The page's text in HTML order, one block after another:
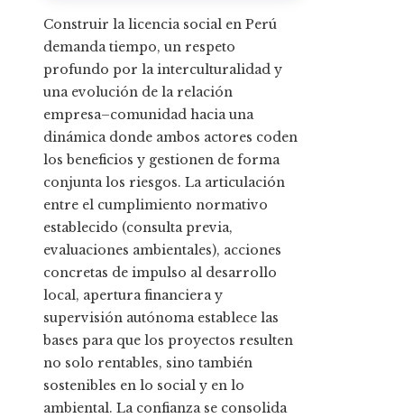
Construir la licencia social en Perú
demanda tiempo, un respeto
profundo por la interculturalidad y
una evolución de la relación
empresa–comunidad hacia una
dinámica donde ambos actores coden
los beneficios y gestionen de forma
conjunta los riesgos. La articulación
entre el cumplimiento normativo
establecido (consulta previa,
evaluaciones ambientales), acciones
concretas de impulso al desarrollo
local, apertura financiera y
supervisión autónoma establece las
bases para que los proyectos resulten
no solo rentables, sino también
sostenibles en lo social y en lo
ambiental. La confianza se consolida